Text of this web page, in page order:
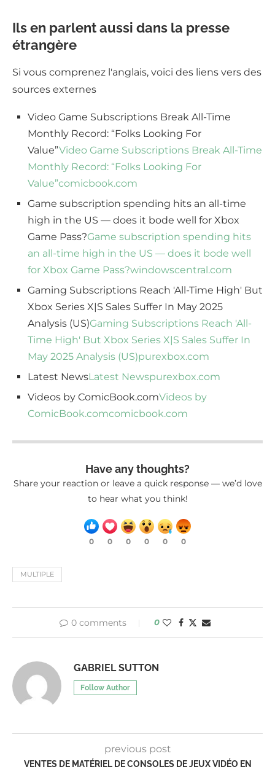
Ils en parlent aussi dans la presse
étrangère
Si vous comprenez l'anglais, voici des liens vers des
sources externes
Video Game Subscriptions Break All-Time
Monthly Record: “Folks Looking For
Value”Video Game Subscriptions Break All-Time
Monthly Record: “Folks Looking For
Value”comicbook.com
Game subscription spending hits an all-time
high in the US — does it bode well for Xbox
Game Pass?Game subscription spending hits
an all-time high in the US — does it bode well
for Xbox Game Pass?windowscentral.com
Gaming Subscriptions Reach 'All-Time High' But
Xbox Series X|S Sales Suffer In May 2025
Analysis (US)Gaming Subscriptions Reach 'All-
Time High' But Xbox Series X|S Sales Suffer In
May 2025 Analysis (US)purexbox.com
Latest NewsLatest Newspurexbox.com
Videos by ComicBook.comVideos by
ComicBook.comcomicbook.com
Have any thoughts?
Share your reaction or leave a quick response — we’d love
to hear what you think!
0 0 0 0 0 0
MULTIPLE
0 comments 0
GABRIEL SUTTON
Follow Author
previous post
VENTES DE MATÉRIEL DE CONSOLES DE JEUX VIDÉO EN